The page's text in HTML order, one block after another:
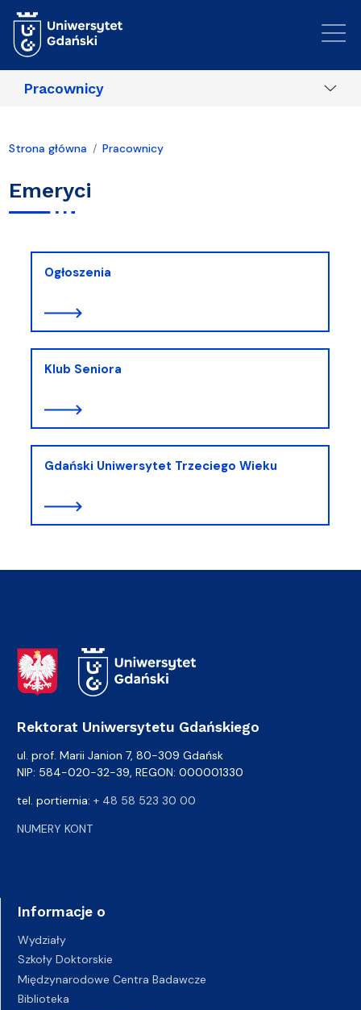
Pracownicy
Strona główna Pracownicy
Emeryci
Ogłoszenia
Klub Seniora
Gdański Uniwersytet Trzeciego Wieku
Adres Rektoratu
Rektorat Uniwersytetu Gdańskiego
ul. prof. Marii Janion 7, 80-309 Gdańsk
NIP: 584-020-32-39, REGON: 000001330
tel. portiernia: + 48 58 523 30 00
NUMERY KONT
Informacje o
Wydziały
Szkoły Doktorskie
Międzynarodowe Centra Badawcze
Biblioteka